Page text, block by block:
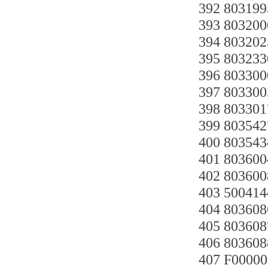
392
393
394
395
396
397
398
399
400
401
402
403
404
405
406
407